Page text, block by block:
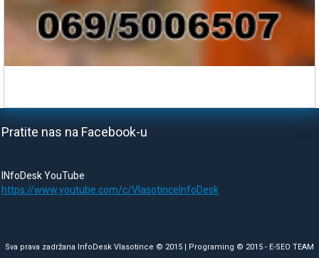
Pratite nas na Facebook-u
INfoDesk YouTube
https://www.youtube.com/c/VlasotinceInfoDesk
Sva prava zadržana InfoDesk Vlasotince © 2015 | Programing © 2015 - E-SEO TEAM